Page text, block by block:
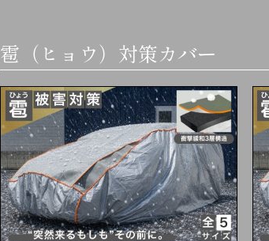
雹（ヒョウ）対策カバー